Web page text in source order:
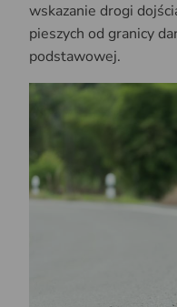
wskazanie drogi
pieszych od granicy
podstawowej.